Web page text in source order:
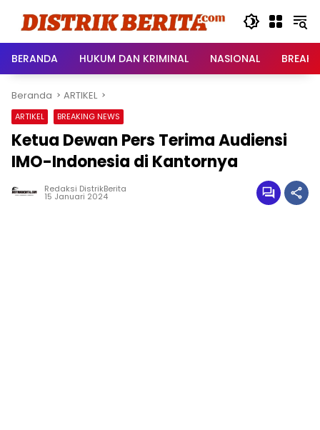
BERANDA
HUKUM DAN KRIMINAL NASIONAL
Beranda ARTIKEL
ARTIKEL BREAKING NEWS
Ketua Dewan Pers Terima Audiensi
IMO-Indonesia di Kantornya
Redaksi DistrikBerita
15 Januari 2024